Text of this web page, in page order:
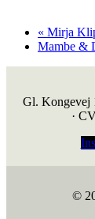
« Mirja
Mambe &
Gl. Kongevej
·
©